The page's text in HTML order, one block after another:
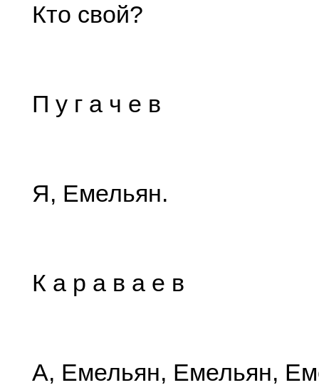
Кто свой?
П у г а ч е в
Я, Емельян.
К а р а в а е в
А, Емельян, Емельян,